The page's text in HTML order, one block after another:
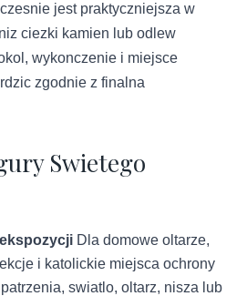
jest praktyczniejsza w
ciezki kamien lub odlew
wykonczenie i miejsce
zgodnie z finalna
Swietego
Dla domowe oltarze,
i katolickie miejsca ochrony
swiatlo, oltarz, nisza lub